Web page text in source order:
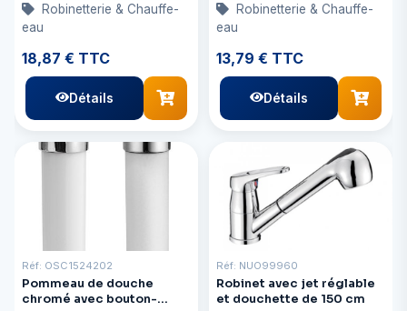
Robinetterie & Chauffe-
eau
18,87 € TTC
Détails
Robinetterie & Chauffe-
eau
13,79 € TTC
Détails
Réf: OSC1524202
Pommeau de douche
chromé avec bouton-
Réf: NUO99960
Robinet avec jet réglable
et douchette de 150 cm